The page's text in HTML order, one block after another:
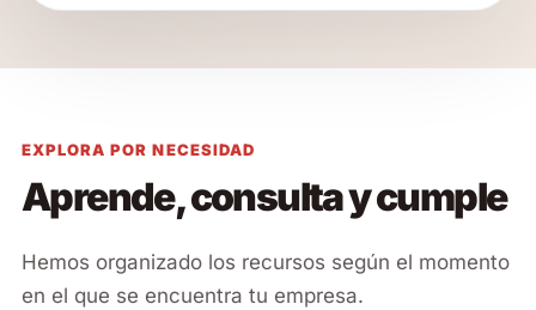
EXPLORA POR NECESIDAD
Aprende, consulta y cumple
Hemos organizado los recursos según el momento
en el que se encuentra tu empresa.